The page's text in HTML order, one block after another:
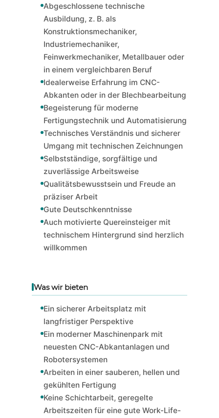
Abgeschlossene technische
Ausbildung, z. B. als
Konstruktionsmechaniker,
Industriemechaniker,
Feinwerkmechaniker, Metallbauer oder
in einem vergleichbaren Beruf
Idealerweise Erfahrung im CNC-
Abkanten oder in der Blechbearbeitung
Begeisterung für moderne
Fertigungstechnik und Automatisierung
Technisches Verständnis und sicherer
Umgang mit technischen Zeichnungen
Selbstständige, sorgfältige und
zuverlässige Arbeitsweise
Qualitätsbewusstsein und Freude an
präziser Arbeit
Gute Deutschkenntnisse
Auch motivierte Quereinsteiger mit
technischem Hintergrund sind herzlich
willkommen
Was wir bieten
Ein sicherer Arbeitsplatz mit
langfristiger Perspektive
Ein moderner Maschinenpark mit
neuesten CNC-Abkantanlagen und
Robotersystemen
Arbeiten in einer sauberen, hellen und
gekühlten Fertigung
Keine Schichtarbeit, geregelte
Arbeitszeiten für eine gute Work-Life-